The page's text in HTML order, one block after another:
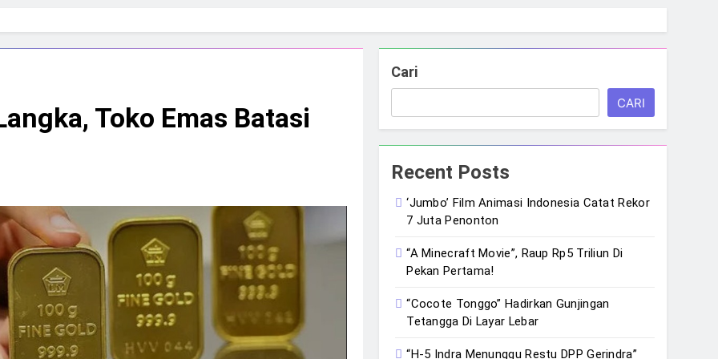
Toko Emas Batasi
Cari
CARI
Recent Posts
‘Jumbo’ Film Animasi Indonesia Catat Rekor
7 Juta Penonton
“A Minecraft Movie”, Raup Rp5 Triliun Di
Pekan Pertama!
“Cocote Tonggo” Hadirkan Gunjingan
Tetangga Di Layar Lebar
“H-5 Indra Menunggu Restu DPP Gerindra”